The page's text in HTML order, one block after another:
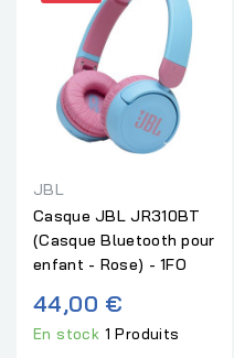
JBL
Casque JBL JR310BT
(Casque Bluetooth pour
enfant - Rose) - 1FO
44,00 €
En stock 1 Produits